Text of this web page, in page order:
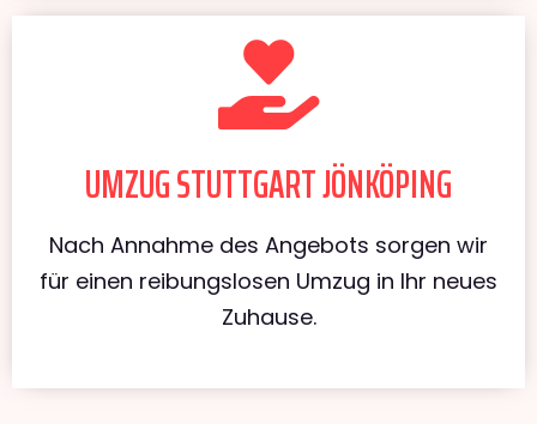
UMZUG STUTTGART JÖNKÖPING
Nach Annahme des Angebots sorgen wir
für einen reibungslosen Umzug in Ihr neues
Zuhause.